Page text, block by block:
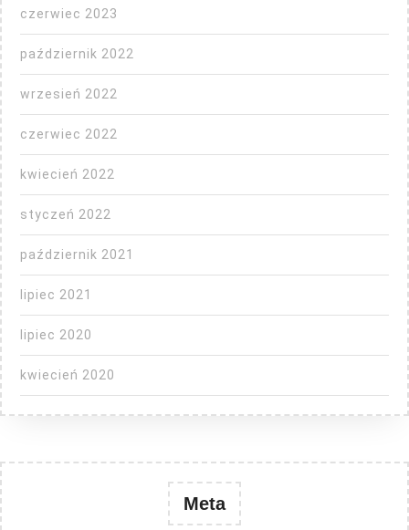
czerwiec 2023
październik 2022
wrzesień 2022
czerwiec 2022
kwiecień 2022
styczeń 2022
październik 2021
lipiec 2021
lipiec 2020
kwiecień 2020
Meta